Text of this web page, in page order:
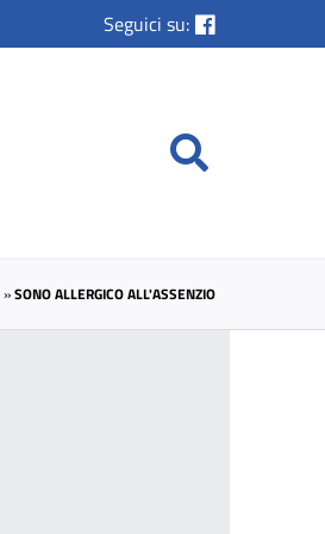
Seguici su:
»SONO ALLERGICO ALL'ASSENZIO